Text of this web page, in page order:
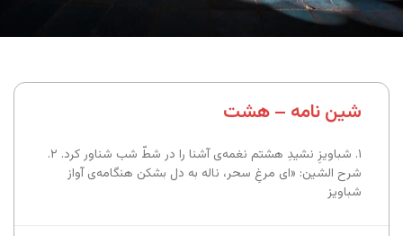
شین نامه – هشت
۱. شباویزِ نشیدِ هشتم نغمه‌ی آشنا را در شطّ شب شناور کرد. ۲.
شرح الشین: «ای مرغِ سحر، ناله به دل بشکن هنگامه‌ی آواز
شباویز